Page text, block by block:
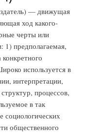
— движущая
ход какого-
черты или
1) предполагаемая,
используется в
интерпретации,
процессов,
в так
общественного